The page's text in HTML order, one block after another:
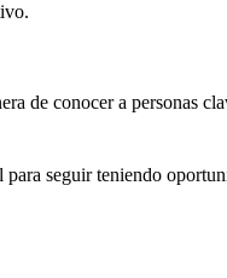
de conocer a personas
seguir teniendo